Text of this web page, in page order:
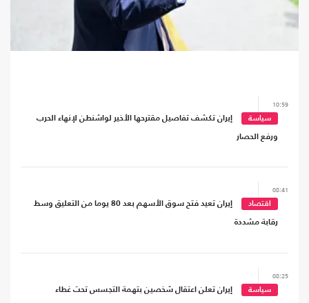
10:59
سياسة إيران تكشف تفاصيل مقترحها الأخير لواشنطن لإنهاء الحرب
ورفع الحصار
08:41
اقتصاد إيران تعيد فتح سوق الأسهم بعد 80 يوما من التعليق وسط
رقابة مشددة
08:25
سياسة إيران تعلن اعتقال شخصين بتهمة التجسس تحت غطاء